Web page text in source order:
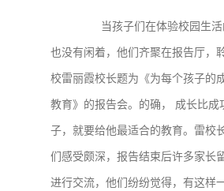
当孩子们在体验校园生活
也没有闲着，他们齐聚在报告厅，
校雷丽霞校长题为《为每个孩子的
教育》的报告会。的确， 成长比成
子，就要给他最适合的教育。雷校
们感受颇深，报告结束后许多家长
进行交流，他们纷纷觉得，有这样